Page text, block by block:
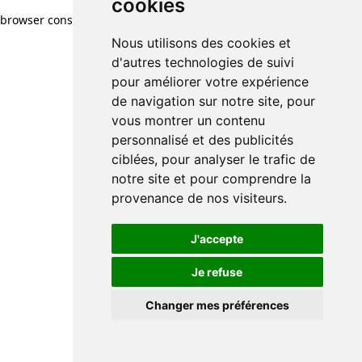
cookies
Nous utilisons des cookies et
d'autres technologies de suivi
pour améliorer votre expérience
de navigation sur notre site, pour
vous montrer un contenu
personnalisé et des publicités
ciblées, pour analyser le trafic de
notre site et pour comprendre la
provenance de nos visiteurs.
J'accepte
Je refuse
Changer mes préférences
browser console for more information)